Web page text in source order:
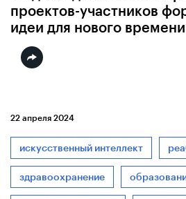
проектов-участников
идеи для нового
22 апреля 2024
искусственный интеллект
здравоохранение